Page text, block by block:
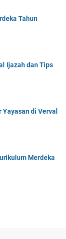
Tahun
Ijazah dan Tips
Yayasan di Verval
Merdeka